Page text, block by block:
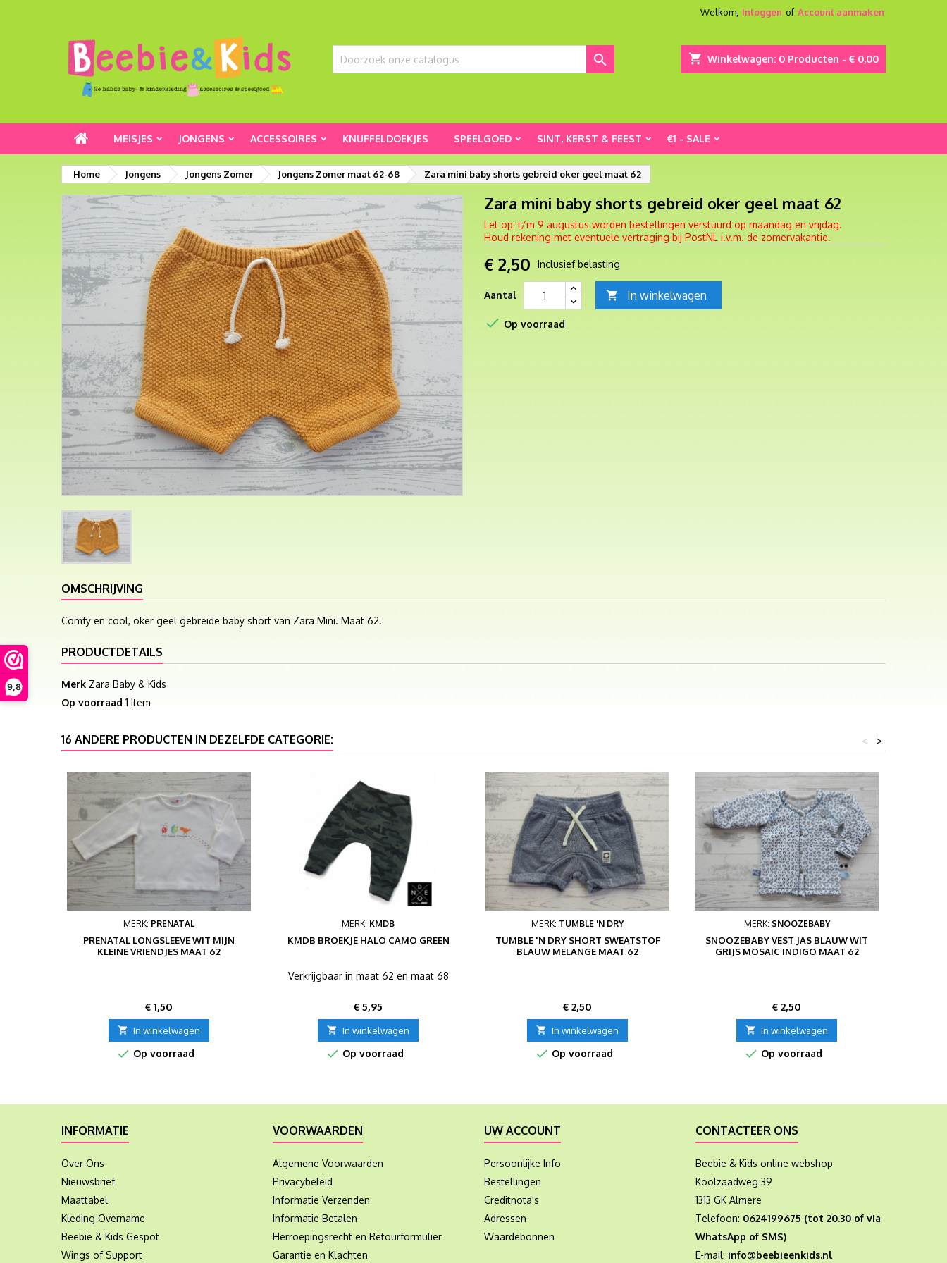
9,8
Welkom, Inloggen of Account aanmaken
shopping_cart Winkelwagen: 0 Producten - € 0,00

MEISJES JONGENS ACCESSOIRES KNUFFELDOEKJES SPEELGOED SINT, KERST & FEEST €1 - SALE
Home Jongens Jongens Zomer Jongens Zomer maat 62-68 Zara mini baby shorts gebreid oker geel maat 62
Zara mini baby shorts gebreid oker geel maat 62
Let op: t/m 9 augustus worden bestellingen verstuurd op maandag en vrijdag.
Houd rekening met eventuele vertraging bij PostNL i.v.m. de zomervakantie.
€ 2,50 Inclusief belasting
Aantal  In winkelwagen
 Op voorraad
OMSCHRIJVING
Comfy en cool, oker geel gebreide baby short van Zara Mini. Maat 62.
PRODUCTDETAILS
Merk Zara Baby & Kids
Op voorraad 1 Item
16 ANDERE PRODUCTEN IN DEZELFDE CATEGORIE: >
<
MERK: PRENATAL
PRENATAL LONGSLEEVE WIT MIJN
KLEINE VRIENDJES MAAT 62
Prijs
€ 1,50
 In winkelwagen
 Op voorraad
MERK: KMDB
KMDB BROEKJE HALO CAMO GREEN
Verkrijgbaar in maat 62 en maat 68
Prijs
€ 5,95
 In winkelwagen
 Op voorraad
MERK: TUMBLE 'N DRY
TUMBLE 'N DRY SHORT SWEATSTOF
BLAUW MELANGE MAAT 62
Prijs
€ 2,50
 In winkelwagen
 Op voorraad
MERK: SNOOZEBABY
SNOOZEBABY VEST JAS BLAUW WIT
GRIJS MOSAIC INDIGO MAAT 62
Prijs
€ 2,50
 In winkelwagen
 Op voorraad
INFORMATIE
Over Ons
Nieuwsbrief
Maattabel
Kleding Overname
Beebie & Kids Gespot
Wings of Support
VOORWAARDEN
Algemene Voorwaarden
Privacybeleid
Informatie Verzenden
Informatie Betalen
Herroepingsrecht en Retourformulier
Garantie en Klachten
UW ACCOUNT
Persoonlijke Info
Bestellingen
Creditnota's
Adressen
Waardebonnen
CONTACTEER ONS
Beebie & Kids online webshop
Koolzaadweg 39
1313 GK Almere
Telefoon: 0624199675 (tot 20.30 of via
WhatsApp of SMS)
E-mail: info@beebieenkids.nl